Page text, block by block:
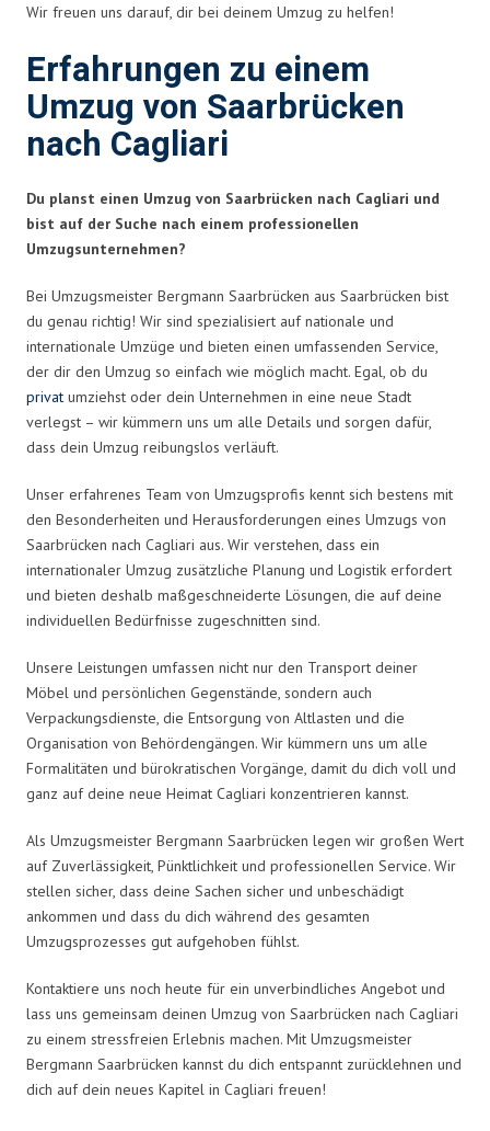
Wir freuen uns darauf, dir bei deinem Umzug zu helfen!
Erfahrungen zu einem
Umzug von Saarbrücken
nach Cagliari
Du planst einen Umzug von Saarbrücken nach Cagliari und
bist auf der Suche nach einem professionellen
Umzugsunternehmen?
Bei Umzugsmeister Bergmann Saarbrücken aus Saarbrücken bist
du genau richtig! Wir sind spezialisiert auf nationale und
internationale Umzüge und bieten einen umfassenden Service,
der dir den Umzug so einfach wie möglich macht. Egal, ob du
privat umziehst oder dein Unternehmen in eine neue Stadt
verlegst – wir kümmern uns um alle Details und sorgen dafür,
dass dein Umzug reibungslos verläuft.
Unser erfahrenes Team von Umzugsprofis kennt sich bestens mit
den Besonderheiten und Herausforderungen eines Umzugs von
Saarbrücken nach Cagliari aus. Wir verstehen, dass ein
internationaler Umzug zusätzliche Planung und Logistik erfordert
und bieten deshalb maßgeschneiderte Lösungen, die auf deine
individuellen Bedürfnisse zugeschnitten sind.
Unsere Leistungen umfassen nicht nur den Transport deiner
Möbel und persönlichen Gegenstände, sondern auch
Verpackungsdienste, die Entsorgung von Altlasten und die
Organisation von Behördengängen. Wir kümmern uns um alle
Formalitäten und bürokratischen Vorgänge, damit du dich voll und
ganz auf deine neue Heimat Cagliari konzentrieren kannst.
Als Umzugsmeister Bergmann Saarbrücken legen wir großen Wert
auf Zuverlässigkeit, Pünktlichkeit und professionellen Service. Wir
stellen sicher, dass deine Sachen sicher und unbeschädigt
ankommen und dass du dich während des gesamten
Umzugsprozesses gut aufgehoben fühlst.
Kontaktiere uns noch heute für ein unverbindliches Angebot und
lass uns gemeinsam deinen Umzug von Saarbrücken nach Cagliari
zu einem stressfreien Erlebnis machen. Mit Umzugsmeister
Bergmann Saarbrücken kannst du dich entspannt zurücklehnen und
dich auf dein neues Kapitel in Cagliari freuen!